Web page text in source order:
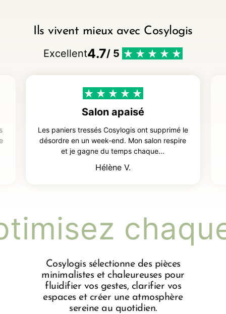
Ils vivent mieux avec Cosylogis
Excellent4.7/ 5
Salon apaisé
Les paniers tressés Cosylogis ont supprimé le
désordre en un week-end. Mon salon respire
et je gagne du temps chaque...
Hélène V.
Cosylogis sélectionne des pièces
minimalistes et chaleureuses pour
fluidifier vos gestes, clarifier vos
espaces et créer une atmosphère
sereine au quotidien.